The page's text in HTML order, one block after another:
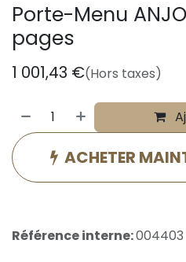
Porte-Menu
pages
1 001,43 €(Hors taxes)
ACHETER
Référence interne:004403